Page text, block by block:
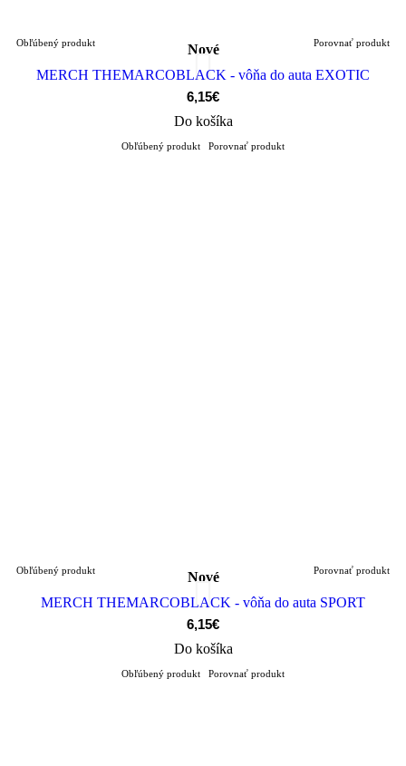
Nové
Obľúbený produkt Porovnať produkt
MERCH THEMARCOBLACK - vôňa do auta EXOTIC
6,15€
Do košíka
Obľúbený produkt Porovnať produkt
Nové
Obľúbený produkt Porovnať produkt
MERCH THEMARCOBLACK - vôňa do auta SPORT
6,15€
Do košíka
Obľúbený produkt Porovnať produkt